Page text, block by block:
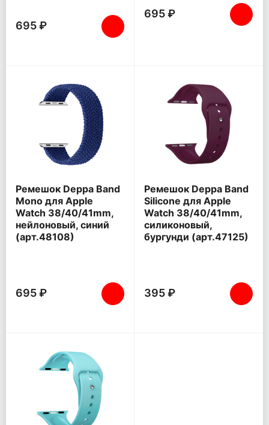
695 ₽
695 ₽
Ремешок Deppa Band
Mono для Apple
Watch 38/40/41mm,
нейлоновый, синий
(арт.48108)
695 ₽
Ремешок Deppa Band
Silicone для Apple
Watch 38/40/41mm,
силиконовый,
бургунди (арт.47125)
395 ₽